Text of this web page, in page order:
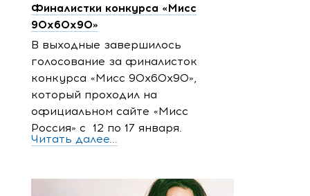
Финалистки конкурса «Мисс
90x60x90»
В выходные завершилось
голосование за финалисток
конкурса «Мисс 90x60x90»,
который проходил на
официальном сайте «Мисс
Россия» с 12 по 17 января.
Читать далее...